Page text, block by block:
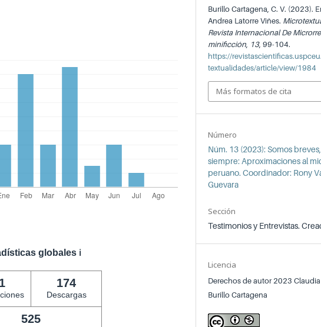
globales ℹ️
174
Descargas
525
Número
Núm. 13 (2023): Somos
siempre: Aproximaciones al
peruano. Coordinador: Rony
Guevara
Sección
Testimonios y Entrevistas.
Licencia
Derechos de autor 2023 Claudia
Burillo Cartagena
Burillo Cartagena, C. V. (2023).
Andrea Latorre Viñes.
Revista Internacional De
minificción 13, 99-104.
https://
textualidades/article/view/1984
Más formatos de cita